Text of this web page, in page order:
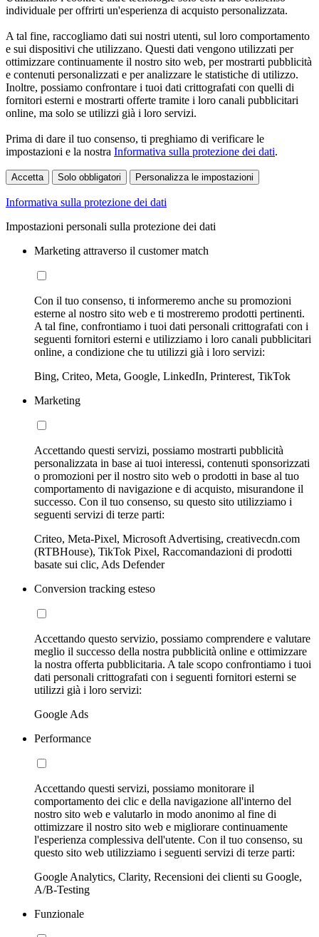
individuale per offrirti un'esperienza di acquisto personalizzata.
A tal fine, raccogliamo dati sui nostri utenti, sul loro comportamento
e sui dispositivi che utilizzano. Questi dati vengono utilizzati per
ottimizzare continuamente il nostro sito web, per mostrarti pubblicità
e contenuti personalizzati e per analizzare le statistiche di utilizzo.
Inoltre, possiamo confrontare i tuoi dati crittografati con quelli di
fornitori esterni e mostrarti offerte tramite i loro canali pubblicitari
online, ma solo se utilizzi già i loro servizi.
Prima di dare il tuo consenso, ti preghiamo di verificare le
impostazioni e la nostra Informativa sulla protezione dei dati.
Accetta Solo obbligatori Personalizza le impostazioni
Informativa sulla protezione dei dati
Impostazioni personali sulla protezione dei dati
Marketing attraverso il customer match
Con il tuo consenso, ti informeremo anche su promozioni
esterne al nostro sito web e ti mostreremo prodotti pertinenti.
A tal fine, confrontiamo i tuoi dati personali crittografati con i
seguenti fornitori esterni e utilizziamo i loro canali pubblicitari
online, a condizione che tu utilizzi già i loro servizi:
Bing, Criteo, Meta, Google, LinkedIn, Printerest, TikTok
Marketing
Accettando questi servizi, possiamo mostrarti pubblicità
personalizzata in base ai tuoi interessi, contenuti sponsorizzati
o promozioni per il nostro sito web o prodotti in base al tuo
comportamento di navigazione e di acquisto, misurandone il
successo. Con il tuo consenso, su questo sito utilizziamo i
seguenti servizi di terze parti:
Criteo, Meta-Pixel, Microsoft Advertising, creativecdn.com
(RTBHouse), TikTok Pixel, Raccomandazioni di prodotti
basate sui clic, Ads Defender
Conversion tracking esteso
Accettando questo servizio, possiamo comprendere e valutare
meglio il successo della nostra pubblicità online e ottimizzare
la nostra offerta pubblicitaria. A tale scopo confrontiamo i tuoi
dati personali crittografati con i seguenti fornitori esterni se
utilizzi già i loro servizi:
Google Ads
Performance
Accettando questi servizi, possiamo monitorare il
comportamento dei clic e della navigazione all'interno del
nostro sito web e valutarlo in modo anonimo al fine di
ottimizzare il nostro sito web e migliorare continuamente
l'esperienza complessiva dell'utente. Con il tuo consenso, su
questo sito web utilizziamo i seguenti servizi di terze parti:
Google Analytics, Clarity, Recensioni dei clienti su Google,
A/B-Testing
Funzionale